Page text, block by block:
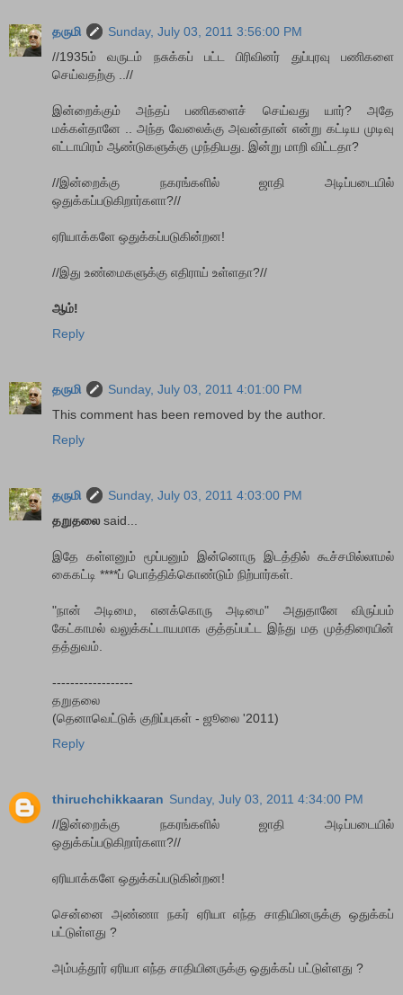
தருமி
Sunday, July 03, 2011 3:56:00 PM
//1935ம் வருடம் நசுக்கப் பட்ட பிரிவினர் துப்புரவு பணிகளை
செய்வதற்கு ..//
இன்றைக்கும் அந்தப் பணிகளைச் செய்வது யார்? அதே
மக்கள்தானே .. அந்த வேலைக்கு அவன்தான் என்று கட்டிய முடிவு
எட்டாயிரம் ஆண்டுகளுக்கு முந்தியது. இன்று மாறி விட்டதா?
//இன்றைக்கு நகரங்களில் ஜாதி அடிப்படையில்
ஒதுக்கப்படுகிறார்களா?//
ஏரியாக்களே ஒதுக்கப்படுகின்றன!
//இது உண்மைகளுக்கு எதிராய் உள்ளதா?//
ஆம்!
Reply
தருமி
Sunday, July 03, 2011 4:01:00 PM
This comment has been removed by the author.
Reply
தருமி
Sunday, July 03, 2011 4:03:00 PM
தறுதலை said...
இதே கள்ளனும் மூப்பனும் இன்னொரு இடத்தில் கூச்சமில்லாமல்
கைகட்டி ****ப் பொத்திக்கொண்டும் நிற்பார்கள்.
"நான் அடிமை, எனக்கொரு அடிமை" அதுதானே விருப்பம்
கேட்காமல் வலுக்கட்டாயமாக குத்தப்பட்ட இந்து மத முத்திரையின்
தத்துவம்.
------------------
தறுதலை
(தெனாவெட்டுக் குறிப்புகள் - ஜூலை '2011)
Reply
thiruchchikkaaran Sunday, July 03, 2011 4:34:00 PM
//இன்றைக்கு நகரங்களில் ஜாதி அடிப்படையில்
ஒதுக்கப்படுகிறார்களா?//
ஏரியாக்களே ஒதுக்கப்படுகின்றன!
சென்னை அண்ணா நகர் ஏரியா எந்த சாதியினருக்கு ஒதுக்கப்
பட்டுள்ளது ?
அம்பத்தூர் ஏரியா எந்த சாதியினருக்கு ஒதுக்கப் பட்டுள்ளது ?